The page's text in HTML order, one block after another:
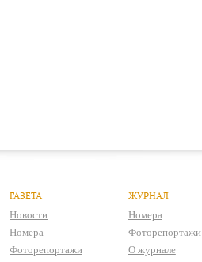
ГАЗЕТА
Новости
Номера
Фоторепортажи
ЖУРНАЛ
Номера
Фоторепортажи
О журнале